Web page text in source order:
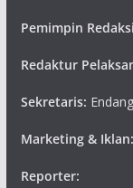
Pemimpin
Redaktur
Sekretaris:
Marketing & Iklan:
Reporter: